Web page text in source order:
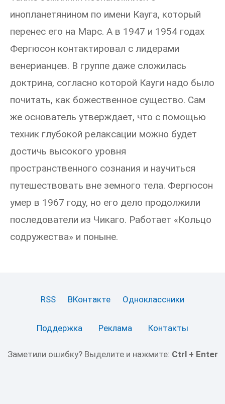
инопланетянином по имени Кауга, который
перенес его на Марс. А в 1947 и 1954 годах
Фергюсон контактировал с лидерами
венерианцев. В группе даже сложилась
доктрина, согласно которой Кауги надо было
почитать, как божественное существо. Сам
же основатель утверждает, что с помощью
техник глубокой релаксации можно будет
достичь высокого уровня
пространственного сознания и научиться
путешествовать вне земного тела. Фергюсон
умер в 1967 году, но его дело продолжили
последователи из Чикаго. Работает «Кольцо
содружества» и поныне.
RSS ВКонтакте Одноклассники
Поддержка Реклама Контакты
Заметили ошибку? Выделите и нажмите: Ctrl + Enter